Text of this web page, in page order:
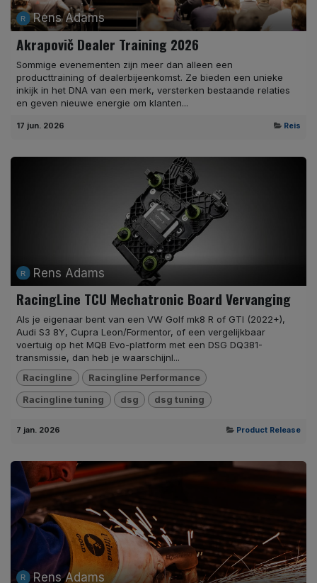
Rens Adams
Akrapovič Dealer Training 2026
Sommige evenementen zijn meer dan alleen een
producttraining of dealerbijeenkomst. Ze bieden een unieke
inkijk in het DNA van een merk, versterken bestaande relaties
en geven nieuwe energie om klanten...
17 jun. 2026 Reis
Rens Adams
RacingLine TCU Mechatronic Board Vervanging
Als je eigenaar bent van een VW Golf mk8 R of GTI (2022+),
Audi S3 8Y, Cupra Leon/Formentor, of een vergelijkbaar
voertuig op het MQB Evo-platform met een DSG DQ381-
transmissie, dan heb je waarschijnl...
Racingline Racingline Performance
Racingline tuning dsg dsg tuning
7 jan. 2026 Product Release
Rens Adams